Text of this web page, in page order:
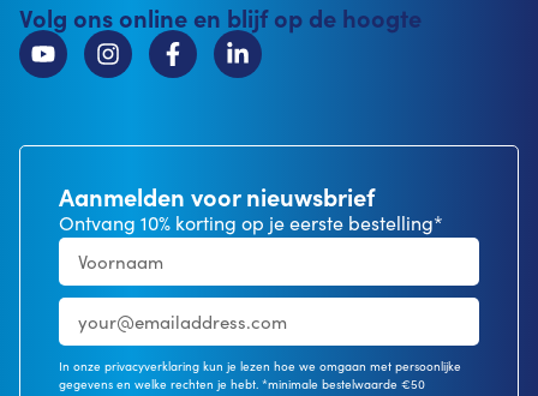
Volg ons online en blijf op de hoogte
Aanmelden voor nieuwsbrief
Ontvang 10% korting op je eerste bestelling*
In onze privacyverklaring kun je lezen hoe we omgaan met persoonlijke
gegevens en welke rechten je hebt. *minimale bestelwaarde €50